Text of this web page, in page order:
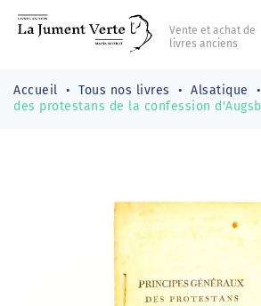
Vente et achat de
livres anciens
Accueil Tous nos livres Alsatique
des protestans de la confession